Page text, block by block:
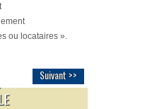
ou locataires ».
Suivant >>